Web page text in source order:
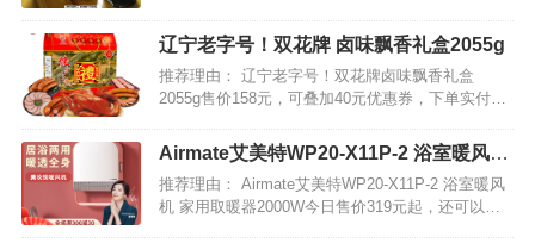
头，下手要快！产品执行GB/T10781.1(优级)固态发
酵标准。 中国四大名酒，“…
辽宁老字号！双花牌 卤味飘香礼盒2055g
推荐理由： 辽宁老字号！双花牌卤味飘香礼盒
2055g售价158元，可叠加40元优惠券，下单实付
2010g券后99元，吃货们可以关注。 双花，是来自
辽宁本溪的品牌，始建于20世纪50年代，…
Airmate艾美特WP20-X11P-2 浴室暖风机
家用取暖器2000W
推荐理由： Airmate艾美特WP20-X11P-2 浴室暖风
机 家用取暖器2000W今日售价319元起，还可以叠